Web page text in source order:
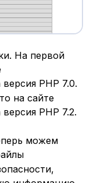
На первой
версия PHP 7.0.
на сайте
PHP 7.2.
можем